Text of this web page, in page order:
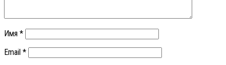
Имя *
Email *